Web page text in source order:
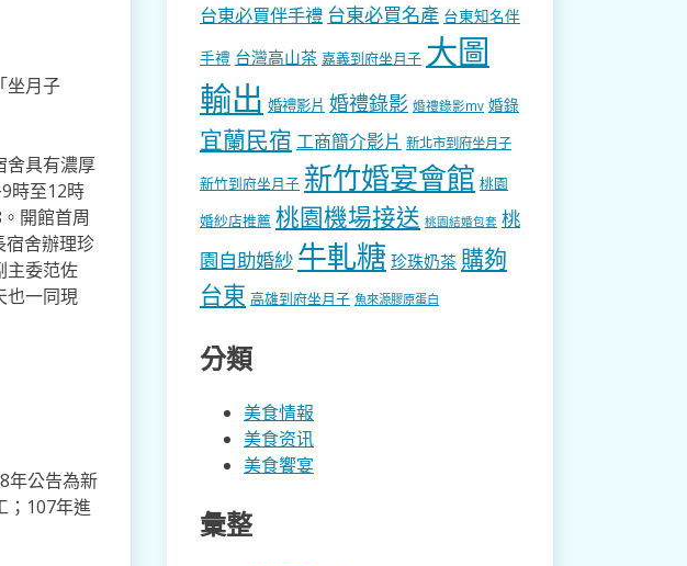
坐月子
具有濃厚
時至12時
開館首周
宿舍辦理珍
主委范佐
也一同現
年公告為新
；107年進
台東必買伴手禮 台東必買名產 台東知名伴
手禮 台灣高山茶 嘉義到府坐月子 大圖
輸出 婚禮影片 婚禮錄影 婚禮錄影mv 婚錄
宜蘭民宿 工商簡介影片 新北市到府坐月子
新竹到府坐月子 新竹婚宴會館 桃園
婚紗店推薦 桃園機場接送 桃園結婚包套 桃
園自助婚紗 牛軋糖 珍珠奶茶 購夠
台東 高雄到府坐月子 魚來源膠原蛋白
分類
美食情報
美食资讯
美食饗宴
彙整